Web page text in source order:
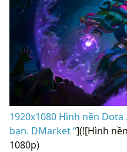
1920x1080 Hình nền
bạn. DMarket “](![Hình
1080p)